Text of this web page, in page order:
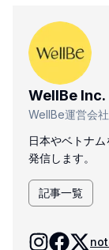
WellBe Inc.
WellBe運営会社
日本やベトナ
発信します。
記事一覧